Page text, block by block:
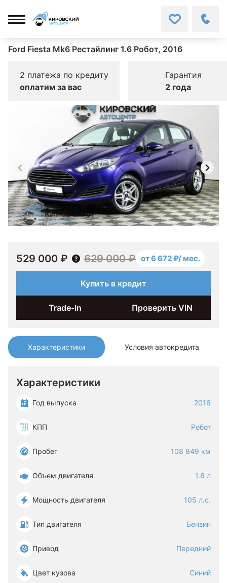
Ford Fiesta Mk6 Рестайлинг 1.6 Робот, 2016
2 платежа по кредиту
оплатим за вас
Гарантия
2 года
Характеристики Условия автокредита
Характеристики
Год выпуска 2016
КПП Робот
Пробег 108 849 км
Объем двигателя 1.6 л
Мощность двигателя 105 л.с.
Тип двигателя Бензин
Привод Передний
Цвет кузова Синий
1/7
529 000 ₽ 629 000 ₽ от 6 672 ₽/ мес.
Купить в кредит
Trade-In Проверить VIN